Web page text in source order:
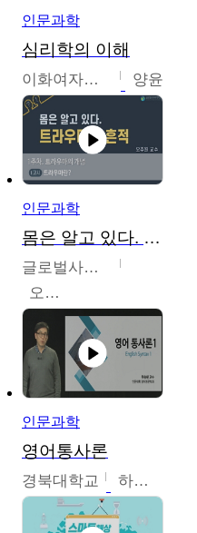
인문과학
심리학의 이해
이화여자대학교 양윤
인문과학
몸은 알고 있다. 트라우마의 흔적
글로벌사이버대학교
오주원
인문과학
영어통사론
경북대학교 하승완